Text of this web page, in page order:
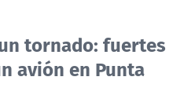
tornado: fuertes
avión en Punta